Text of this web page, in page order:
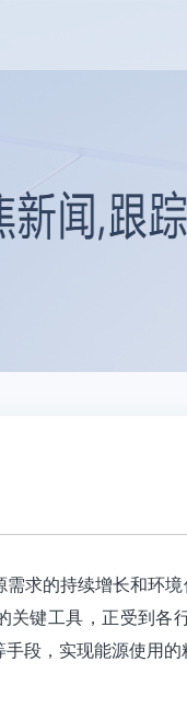
求的持续增长和环
关键工具，正受到各
段，实现能源使用